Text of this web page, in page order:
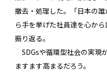
撤去・処理した。「日本の
ら手を挙げた社員達を心か
振り返る。
SDGsや循環型社会の実現
ますます高まるだろう。